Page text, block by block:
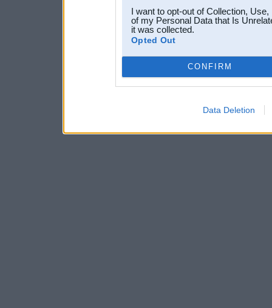
I want to opt-out of Collection,
of my Personal Data that Is
it was collected.
Opted Out
CONFIRM
Data Deletion